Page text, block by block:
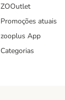
ZOOutlet
Promoções atuais
zooplus App
Categorias